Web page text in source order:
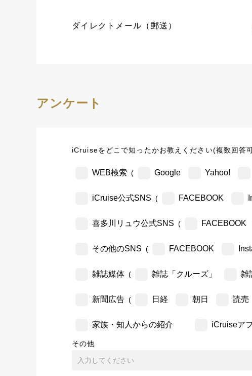
ダイレクトメール（郵送）
アンケート
iCruiseをどこで知ったかお教えください(複数回答
WEB検索 ( Google Yahoo!
iCruise公式SNS ( FACEBOOK
喜多川リュウ公式SNS ( FACEBOOK
その他のSNS ( FACEBOOK
雑誌媒体 ( 雑誌「クルーズ」 雑
新聞広告 ( 日経 朝日 読売
家族・知人からの紹介 iCruiseア
その他